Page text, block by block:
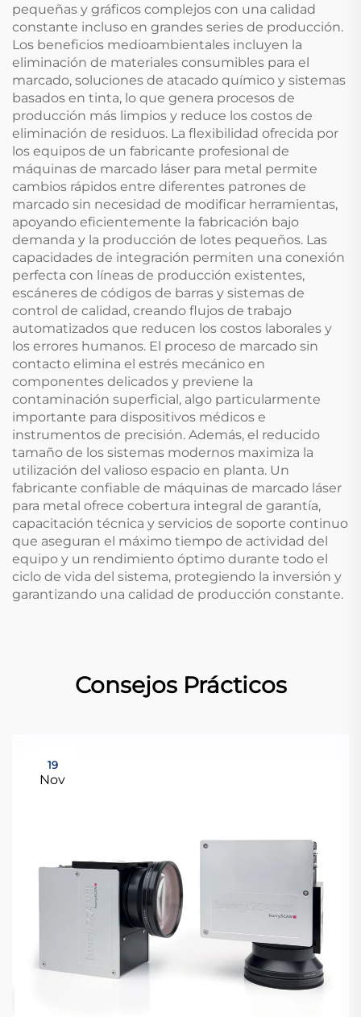
pequeñas y gráficos complejos con una calidad
constante incluso en grandes series de producción.
Los beneficios medioambientales incluyen la
eliminación de materiales consumibles para el
marcado, soluciones de atacado químico y sistemas
basados en tinta, lo que genera procesos de
producción más limpios y reduce los costos de
eliminación de residuos. La flexibilidad ofrecida por
los equipos de un fabricante profesional de
máquinas de marcado láser para metal permite
cambios rápidos entre diferentes patrones de
marcado sin necesidad de modificar herramientas,
apoyando eficientemente la fabricación bajo
demanda y la producción de lotes pequeños. Las
capacidades de integración permiten una conexión
perfecta con líneas de producción existentes,
escáneres de códigos de barras y sistemas de
control de calidad, creando flujos de trabajo
automatizados que reducen los costos laborales y
los errores humanos. El proceso de marcado sin
contacto elimina el estrés mecánico en
componentes delicados y previene la
contaminación superficial, algo particularmente
importante para dispositivos médicos e
instrumentos de precisión. Además, el reducido
tamaño de los sistemas modernos maximiza la
utilización del valioso espacio en planta. Un
fabricante confiable de máquinas de marcado láser
para metal ofrece cobertura integral de garantía,
capacitación técnica y servicios de soporte continuo
que aseguran el máximo tiempo de actividad del
equipo y un rendimiento óptimo durante todo el
ciclo de vida del sistema, protegiendo la inversión y
garantizando una calidad de producción constante.
Consejos Prácticos
19
Nov